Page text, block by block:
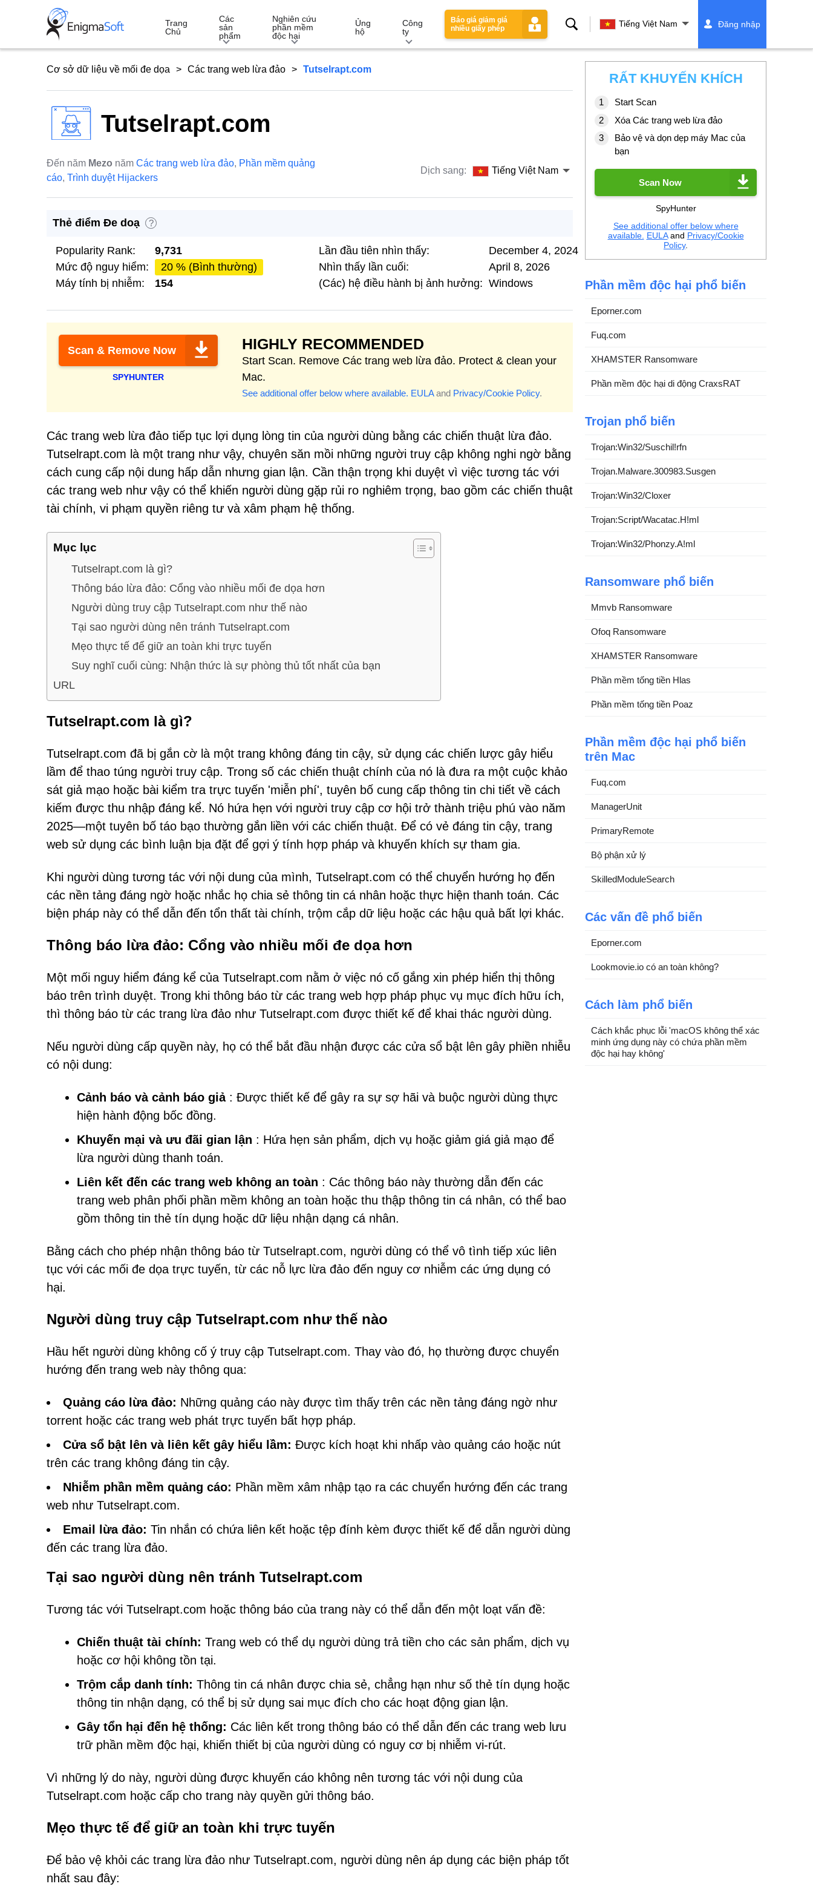
Trang
Chủ
Các
sản
phẩm
Nghiên cứu
phần mềm
độc hại
Ủng
hộ
Công
ty
Báo giá giảm giá
nhiều giấy phép
Tìm
kiếm
Tiếng Việt Nam Đăng nhập
Cơ sở dữ liệu về mối đe dọa Các trang web lừa đảo Tutselrapt.com
Tutselrapt.com
Đến năm Mezo năm Các trang web lừa đảo, Phần mềm quảng
cáo, Trình duyệt Hijackers
Dịch sang: Tiếng Việt Nam
Thẻ điểm Đe doạ ?
Popularity Rank:
9,731
Mức độ nguy hiểm:
20 % (Bình thường)
Máy tính bị nhiễm:
154
Lần đầu tiên nhìn thấy:
December 4, 2024
Nhìn thấy lần cuối:
April 8, 2026
(Các) hệ điều hành bị ảnh hưởng: Windows
Scan & Remove Now
SPYHUNTER
HIGHLY RECOMMENDED
Start Scan. Remove Các trang web lừa đảo. Protect & clean your
Mac.
See additional offer below where available. EULAand Privacy/Cookie Policy.
Các trang web lừa đảo tiếp tục lợi dụng lòng tin của người dùng bằng các chiến thuật lừa đảo.
Tutselrapt.com là một trang như vậy, chuyên săn mồi những người truy cập không nghi ngờ bằng
cách cung cấp nội dung hấp dẫn nhưng gian lận. Cần thận trọng khi duyệt vì việc tương tác với
các trang web như vậy có thể khiến người dùng gặp rủi ro nghiêm trọng, bao gồm các chiến thuật
tài chính, vi phạm quyền riêng tư và xâm phạm hệ thống.
Mục lục
Tutselrapt.com là gì?
Thông báo lừa đảo: Cổng vào nhiều mối đe dọa hơn
Người dùng truy cập Tutselrapt.com như thế nào
Tại sao người dùng nên tránh Tutselrapt.com
Mẹo thực tế để giữ an toàn khi trực tuyến
Suy nghĩ cuối cùng: Nhận thức là sự phòng thủ tốt nhất của bạn
URL
Tutselrapt.com là gì?
Tutselrapt.com đã bị gắn cờ là một trang không đáng tin cậy, sử dụng các chiến lược gây hiểu
lầm để thao túng người truy cập. Trong số các chiến thuật chính của nó là đưa ra một cuộc khảo
sát giả mạo hoặc bài kiểm tra trực tuyến 'miễn phí', tuyên bố cung cấp thông tin chi tiết về cách
kiếm được thu nhập đáng kể. Nó hứa hẹn với người truy cập cơ hội trở thành triệu phú vào năm
2025—một tuyên bố táo bạo thường gắn liền với các chiến thuật. Để có vẻ đáng tin cậy, trang
web sử dụng các bình luận bịa đặt để gợi ý tính hợp pháp và khuyến khích sự tham gia.
Khi người dùng tương tác với nội dung của mình, Tutselrapt.com có thể chuyển hướng họ đến
các nền tảng đáng ngờ hoặc nhắc họ chia sẻ thông tin cá nhân hoặc thực hiện thanh toán. Các
biện pháp này có thể dẫn đến tổn thất tài chính, trộm cắp dữ liệu hoặc các hậu quả bất lợi khác.
Thông báo lừa đảo: Cổng vào nhiều mối đe dọa hơn
Một mối nguy hiểm đáng kể của Tutselrapt.com nằm ở việc nó cố gắng xin phép hiển thị thông
báo trên trình duyệt. Trong khi thông báo từ các trang web hợp pháp phục vụ mục đích hữu ích,
thì thông báo từ các trang lừa đảo như Tutselrapt.com được thiết kế để khai thác người dùng.
Nếu người dùng cấp quyền này, họ có thể bắt đầu nhận được các cửa sổ bật lên gây phiền nhiễu
có nội dung:
Cảnh báo và cảnh báo giả: Được thiết kế để gây ra sự sợ hãi và buộc người dùng thực
hiện hành động bốc đồng.
Khuyến mại và ưu đãi gian lận : Hứa hẹn sản phẩm, dịch vụ hoặc giảm giá giả mạo để
lừa người dùng thanh toán.
Liên kết đến các trang web không an toàn : Các thông báo này thường dẫn đến các
trang web phân phối phần mềm không an toàn hoặc thu thập thông tin cá nhân, có thể bao
gồm thông tin thẻ tín dụng hoặc dữ liệu nhận dạng cá nhân.
Bằng cách cho phép nhận thông báo từ Tutselrapt.com, người dùng có thể vô tình tiếp xúc liên
tục với các mối đe dọa trực tuyến, từ các nỗ lực lừa đảo đến nguy cơ nhiễm các ứng dụng có
hại.
Người dùng truy cập Tutselrapt.com như thế nào
Hầu hết người dùng không cố ý truy cập Tutselrapt.com. Thay vào đó, họ thường được chuyển
hướng đến trang web này thông qua:
Quảng cáo lừa đảo: Những quảng cáo này được tìm thấy trên các nền tảng đáng ngờ như
torrent hoặc các trang web phát trực tuyến bất hợp pháp.
Cửa sổ bật lên và liên kết gây hiểu lầm: Được kích hoạt khi nhấp vào quảng cáo hoặc nút
trên các trang không đáng tin cậy.
Nhiễm phần mềm quảng cáo: Phần mềm xâm nhập tạo ra các chuyển hướng đến các trang
web như Tutselrapt.com.
Email lừa đảo: Tin nhắn có chứa liên kết hoặc tệp đính kèm được thiết kế để dẫn người dùng
đến các trang lừa đảo.
Tại sao người dùng nên tránh Tutselrapt.com
Tương tác với Tutselrapt.com hoặc thông báo của trang này có thể dẫn đến một loạt vấn đề:
Chiến thuật tài chính: Trang web có thể dụ người dùng trả tiền cho các sản phẩm, dịch vụ
hoặc cơ hội không tồn tại.
Trộm cắp danh tính: Thông tin cá nhân được chia sẻ, chẳng hạn như số thẻ tín dụng hoặc
thông tin nhận dạng, có thể bị sử dụng sai mục đích cho các hoạt động gian lận.
Gây tổn hại đến hệ thống: Các liên kết trong thông báo có thể dẫn đến các trang web lưu
trữ phần mềm độc hại, khiến thiết bị của người dùng có nguy cơ bị nhiễm vi-rút.
Vì những lý do này, người dùng được khuyến cáo không nên tương tác với nội dung của
Tutselrapt.com hoặc cấp cho trang này quyền gửi thông báo.
Mẹo thực tế để giữ an toàn khi trực tuyến
Để bảo vệ khỏi các trang lừa đảo như Tutselrapt.com, người dùng nên áp dụng các biện pháp tốt
nhất sau đây:
RẤT KHUYẾN KHÍCH
Start Scan
Xóa Các trang web lừa đảo
Bảo vệ và dọn dẹp máy Mac của
bạn
Scan Now
SpyHunter
See additional offer below where
available. EULAand Privacy/Cookie
Policy.
Phần mềm độc hại phổ biến
Eporner.com
Fuq.com
XHAMSTER Ransomware
Phần mềm độc hại di động CraxsRAT
Trojan phổ biến
Trojan:Win32/Suschil!rfn
Trojan.Malware.300983.Susgen
Trojan:Win32/Cloxer
Trojan:Script/Wacatac.H!ml
Trojan:Win32/Phonzy.A!ml
Ransomware phổ biến
Mmvb Ransomware
Ofoq Ransomware
XHAMSTER Ransomware
Phần mềm tống tiền Hlas
Phần mềm tống tiền Poaz
Phần mềm độc hại phổ biến
trên Mac
Fuq.com
ManagerUnit
PrimaryRemote
Bộ phận xử lý
SkilledModuleSearch
Các vấn đề phổ biến
Eporner.com
Lookmovie.io có an toàn không?
Cách làm phổ biến
Cách khắc phục lỗi 'macOS không thể xác
minh ứng dụng này có chứa phần mềm
độc hại hay không'